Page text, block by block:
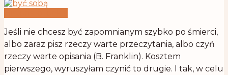
Jeśli nie chcesz być zapomnianym szybko po śmierci,
albo zaraz pisz rzeczy warte przeczytania, albo czyń
rzeczy warte opisania (B. Franklin). Kosztem
pierwszego, wyruszyłam czynić to drugie. I tak, w celu